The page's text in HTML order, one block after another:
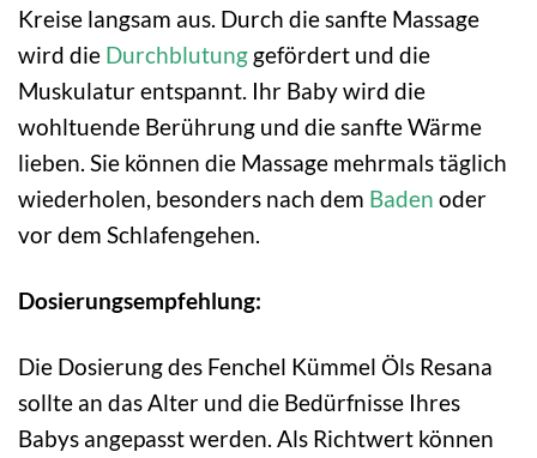
Kreise langsam aus. Durch die sanfte Massage
wird die Durchblutung gefördert und die
Muskulatur entspannt. Ihr Baby wird die
wohltuende Berührung und die sanfte Wärme
lieben. Sie können die Massage mehrmals täglich
wiederholen, besonders nach dem Baden oder
vor dem Schlafengehen.
Dosierungsempfehlung:
Die Dosierung des Fenchel Kümmel Öls Resana
sollte an das Alter und die Bedürfnisse Ihres
Babys angepasst werden. Als Richtwert können